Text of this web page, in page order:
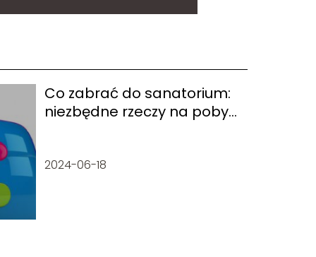
Co zabrać do sanatorium:
niezbędne rzeczy na pobyt
2024-06-18